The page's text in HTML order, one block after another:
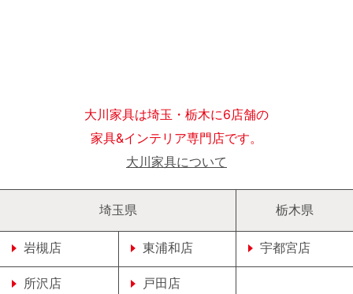
大川家具は埼玉・栃木に6店舗の
家具&インテリア専門店です。
大川家具について
埼玉県
岩槻店 東浦和店
所沢店 戸田店
栃木県
宇都宮店